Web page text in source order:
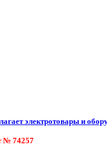
электротовары и
№ 74257